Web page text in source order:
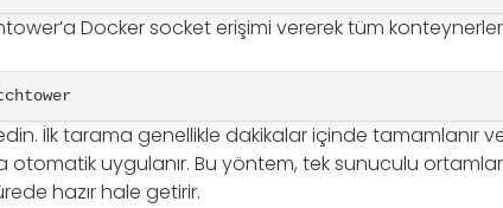
Docker socket erişimi vererek tüm
İlk tarama genellikle dakikalar içinde tamamlanır
otomatik uygulanır. Bu yöntem, tek sunuculu
hazır hale getirir.